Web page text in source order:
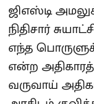
ஜிஎஸ்டி
நிதிசார்
எந்த
என்ற
வருவாய்